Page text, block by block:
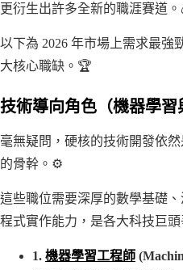
更衍生出許多全新的職涯賽道。
以下為 2026 年市場上需求最強
大核心職缺。🏆
技術導向角色（機器學習
毫無疑問，硬核的技術開發依
的骨幹。⚙️
這些職位需要深厚的數學基礎
程式實作能力，是各大科技巨
1. 機器學習工程師